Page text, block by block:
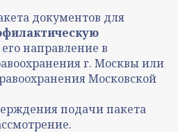
документов для
направление в
г. Москвы или
Московской
подачи пакета